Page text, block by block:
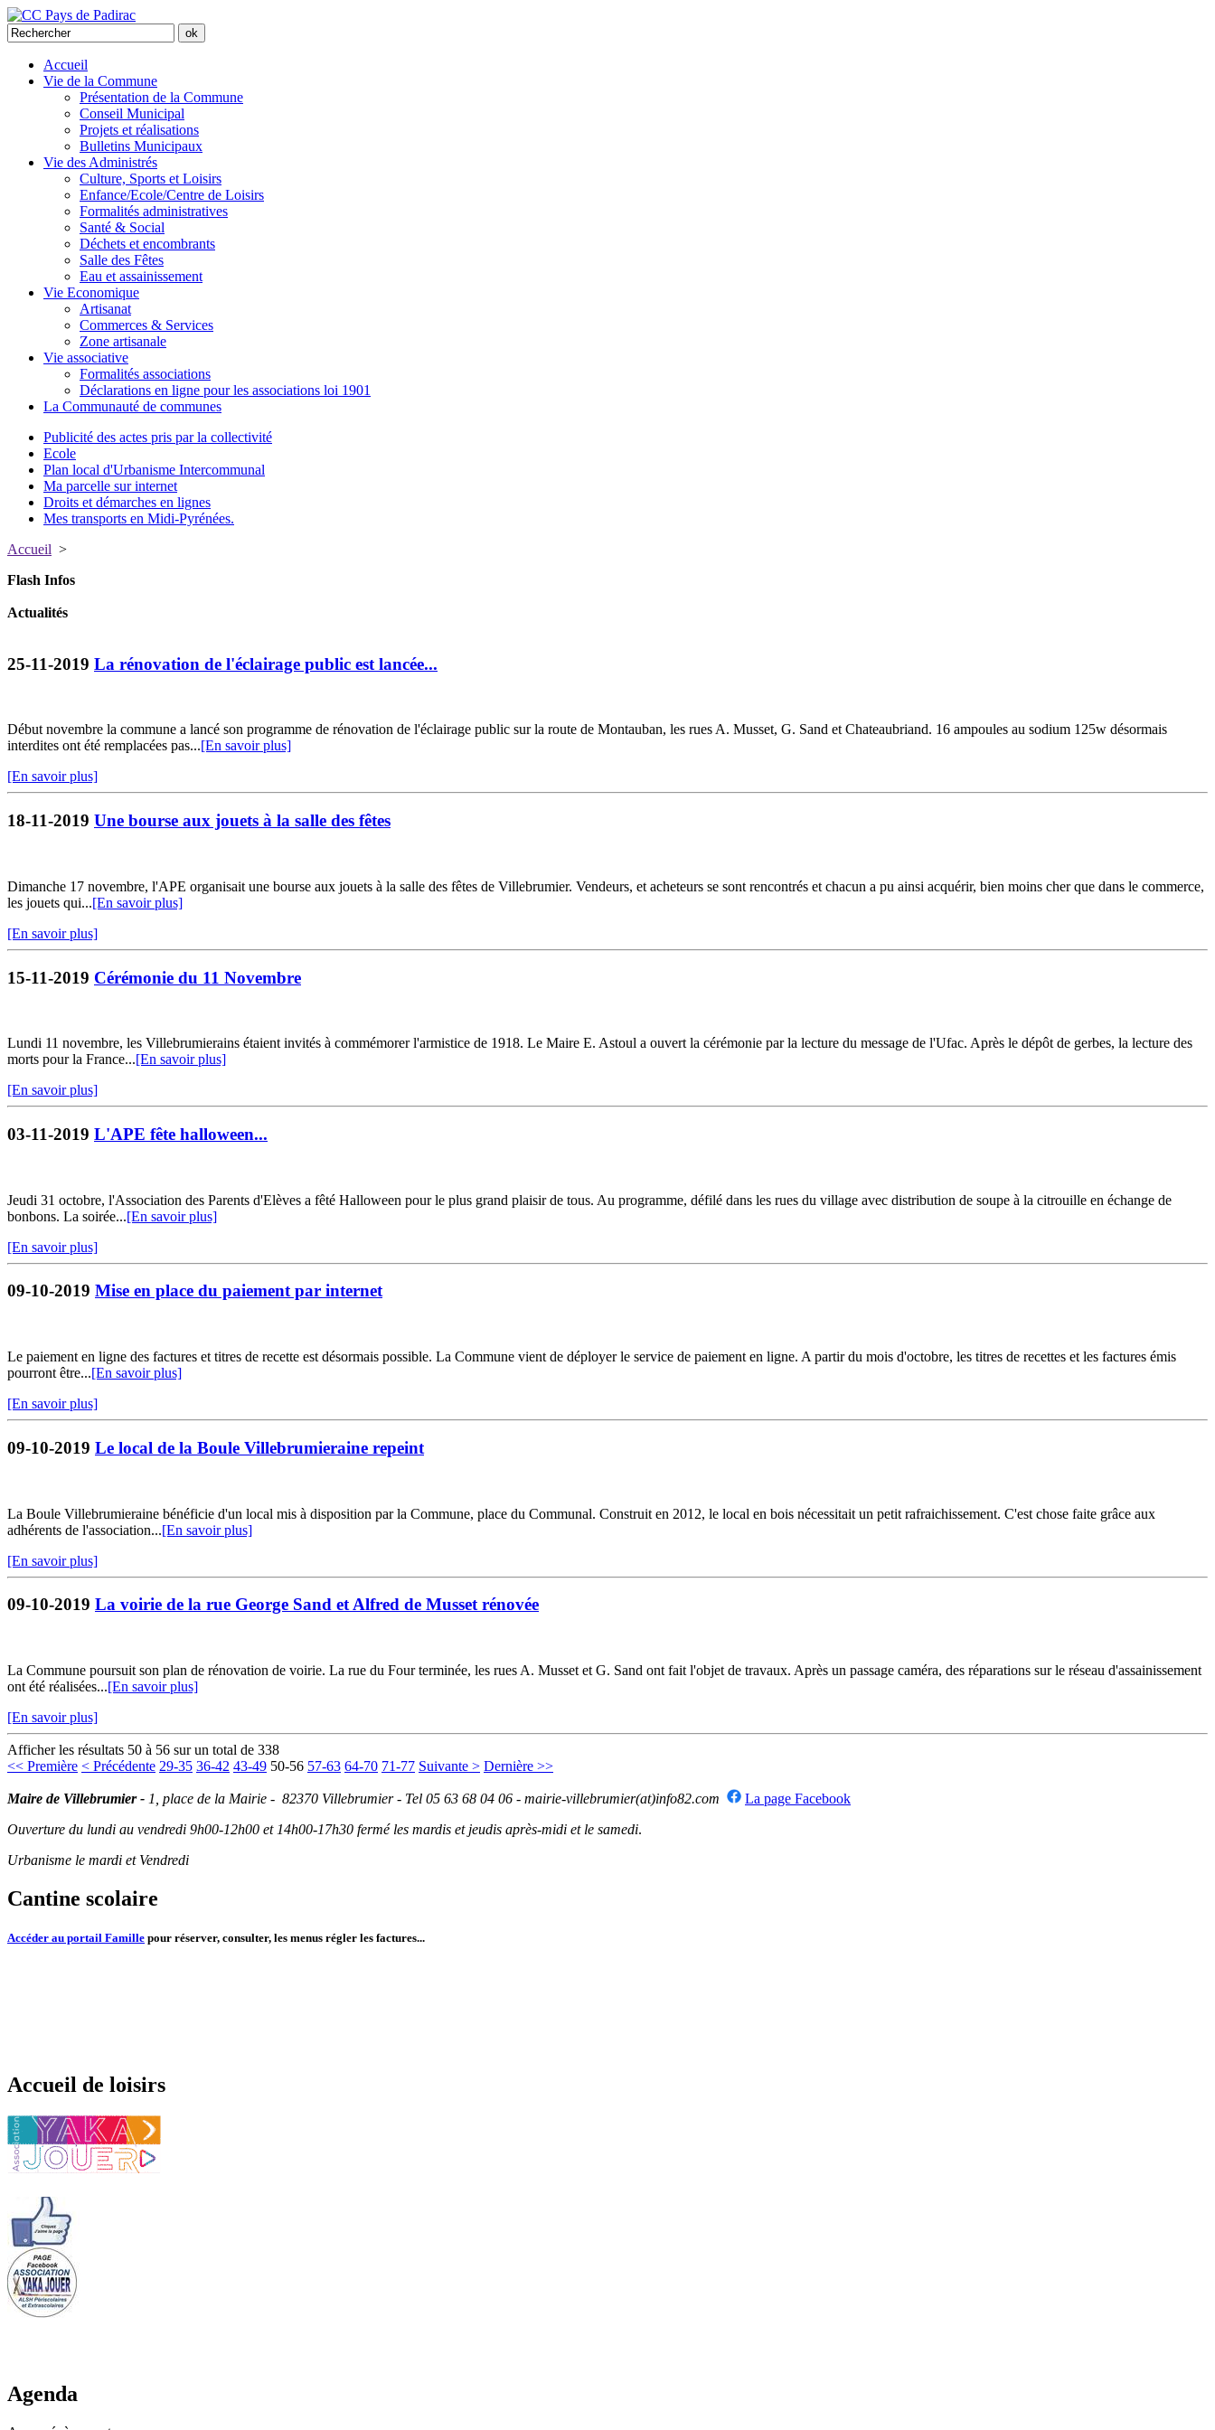
Accueil
Vie de la Commune
Présentation de la Commune
Conseil Municipal
Projets et réalisations
Bulletins Municipaux
Vie des Administrés
Culture, Sports et Loisirs
Enfance/Ecole/Centre de Loisirs
Formalités administratives
Santé & Social
Déchets et encombrants
Salle des Fêtes
Eau et assainissement
Vie Economique
Artisanat
Commerces & Services
Zone artisanale
Vie associative
Formalités associations
Déclarations en ligne pour les associations loi 1901
La Communauté de communes
Publicité des actes pris par la collectivité
Ecole
Plan local d'Urbanisme Intercommunal
Ma parcelle sur internet
Droits et démarches en lignes
Mes transports en Midi-Pyrénées.
Accueil >
Flash Infos
Actualités
25-11-2019 La rénovation de l'éclairage public est lancée...
Début novembre la commune a lancé son programme de rénovation de l'éclairage public sur la route de Montauban, les rues A. Musset, G. Sand et Chateaubriand. 16 ampoules au sodium 125w désormais
interdites ont été remplacées pas...[En savoir plus]
[En savoir plus]
18-11-2019 Une bourse aux jouets à la salle des fêtes
Dimanche 17 novembre, l'APE organisait une bourse aux jouets à la salle des fêtes de Villebrumier. Vendeurs, et acheteurs se sont rencontrés et chacun a pu ainsi acquérir, bien moins cher que dans le commerce,
les jouets qui...[En savoir plus]
[En savoir plus]
15-11-2019 Cérémonie du 11 Novembre
Lundi 11 novembre, les Villebrumierains étaient invités à commémorer l'armistice de 1918. Le Maire E. Astoul a ouvert la cérémonie par la lecture du message de l'Ufac. Après le dépôt de gerbes, la lecture des
morts pour la France...[En savoir plus]
[En savoir plus]
03-11-2019 L'APE fête halloween...
Jeudi 31 octobre, l'Association des Parents d'Elèves a fêté Halloween pour le plus grand plaisir de tous. Au programme, défilé dans les rues du village avec distribution de soupe à la citrouille en échange de
bonbons. La soirée...[En savoir plus]
[En savoir plus]
09-10-2019 Mise en place du paiement par internet
Le paiement en ligne des factures et titres de recette est désormais possible. La Commune vient de déployer le service de paiement en ligne. A partir du mois d'octobre, les titres de recettes et les factures émis
pourront être...[En savoir plus]
[En savoir plus]
09-10-2019 Le local de la Boule Villebrumieraine repeint
La Boule Villebrumieraine bénéficie d'un local mis à disposition par la Commune, place du Communal. Construit en 2012, le local en bois nécessitait un petit rafraichissement. C'est chose faite grâce aux
adhérents de l'association...[En savoir plus]
[En savoir plus]
09-10-2019 La voirie de la rue George Sand et Alfred de Musset rénovée
La Commune poursuit son plan de rénovation de voirie. La rue du Four terminée, les rues A. Musset et G. Sand ont fait l'objet de travaux. Après un passage caméra, des réparations sur le réseau d'assainissement
ont été réalisées...[En savoir plus]
[En savoir plus]
Afficher les résultats 50 à 56 sur un total de 338
<< Première < Précédente 29-35 36-42 43-49 50-56 57-63 64-70 71-77 Suivante > Dernière >>
Maire de Villebrumier - 1, place de la Mairie - 82370 Villebrumier - Tel 05 63 68 04 06 - mairie-villebrumier(at)info82.com
La page Facebook
Ouverture du lundi au vendredi 9h00-12h00 et 14h00-17h30 fermé les mardis et jeudis après-midi et le samedi.
Urbanisme le mardi et Vendredi
Cantine scolaire
Accéder au portail Famille pour réserver, consulter, les menus régler les factures...
Accueil de loisirs
Agenda